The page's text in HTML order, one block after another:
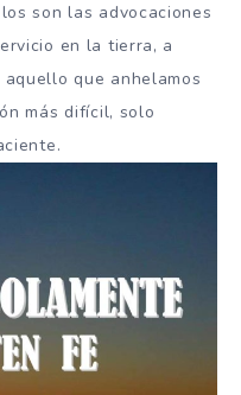
son las advocaciones
en la tierra, a
que anhelamos
más difícil, solo